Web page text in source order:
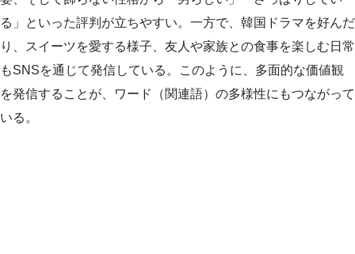
る」といった評判が立ちやすい。一方で、韓国ドラマを好んだ
り、スイーツを愛する様子、友人や家族との食事を楽しむ日常
もSNSを通じて発信している。このように、多面的な価値観
を発信することが、ワード（関連語）の多様性にもつながって
いる。